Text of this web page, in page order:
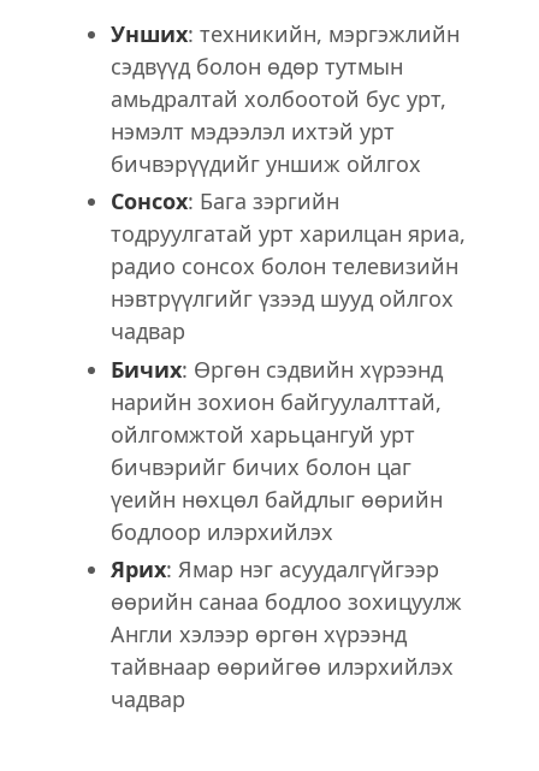
Унших: техникийн, мэргэжлийн
сэдвүүд болон өдөр тутмын
амьдралтай холбоотой бус урт,
нэмэлт мэдээлэл ихтэй урт
бичвэрүүдийг уншиж ойлгох
Сонсох: Бага зэргийн
тодруулгатай урт харилцан яриа,
радио сонсох болон телевизийн
нэвтрүүлгийг үзээд шууд ойлгох
чадвар
Бичих: Өргөн сэдвийн хүрээнд
нарийн зохион байгуулалттай,
ойлгомжтой харьцангуй урт
бичвэрийг бичих болон цаг
үеийн нөхцөл байдлыг өөрийн
бодлоор илэрхийлэх
Ярих: Ямар нэг асуудалгүйгээр
өөрийн санаа бодлоо зохицуулж
Англи хэлээр өргөн хүрээнд
тайвнаар өөрийгөө илэрхийлэх
чадвар